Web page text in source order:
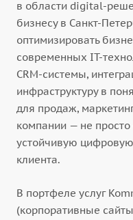
в области digital-
бизнесу в Санкт-
оптимизировать
современных IT-
CRM-системы,
инфраструктуру в
для продаж,
компании — не просто
устойчивую цифровую
клиента.
В портфеле услуг
(корпоративные